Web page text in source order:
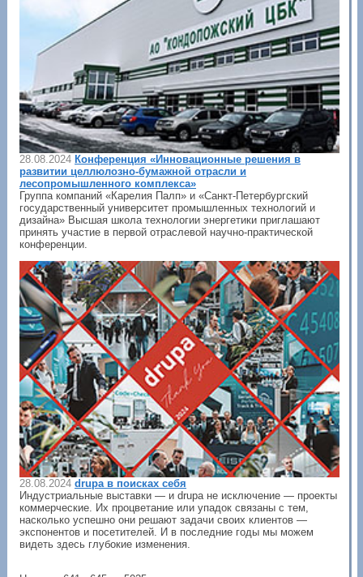
28.08.2024 Конференция «Инновационные решения в
развитии целлюлозно-бумажной отрасли и
лесопромышленного комплекса»
Группа компаний «Карелия Палп» и «Санкт-Петербургский
государственный университет промышленных технологий и
дизайна» Высшая школа технологии энергетики приглашают
принять участие в первой отраслевой научно-практической
конференции.
28.08.2024 drupa в поисках себя
Индустриальные выставки — и drupa не исключение — проекты
коммерческие. Их процветание или упадок связаны с тем,
насколько успешно они решают задачи своих клиентов —
экспонентов и посетителей. И в последние годы мы можем
видеть здесь глубокие изменения.